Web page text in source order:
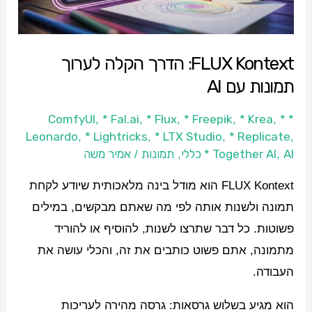
FLUX Kontext: הדרך הקלה לערוך
תמונות עם AI
* ComfyUI
, * Fal.ai, * Flux, * Freepik, * Krea, *
Leonardo, * Lightricks, * LTX Studio, * Replicate,
* Together AI, AI כללי ,תמונות /אמיר משה
FLUX Kontext הוא מודל בינה מלאכותית שיודע לקחת
תמונה ולשנות אותה לפי מה שאתם מבקשים, במילים
פשוטות. כל דבר שתרצו לשנות, להוסיף או להוריד
מתמונה, אתם פשוט כותבים את זה, והכלי עושה את
העבודה.
הוא מגיע בשלוש גרסאות: גרסה מהירה לעריכות
עם